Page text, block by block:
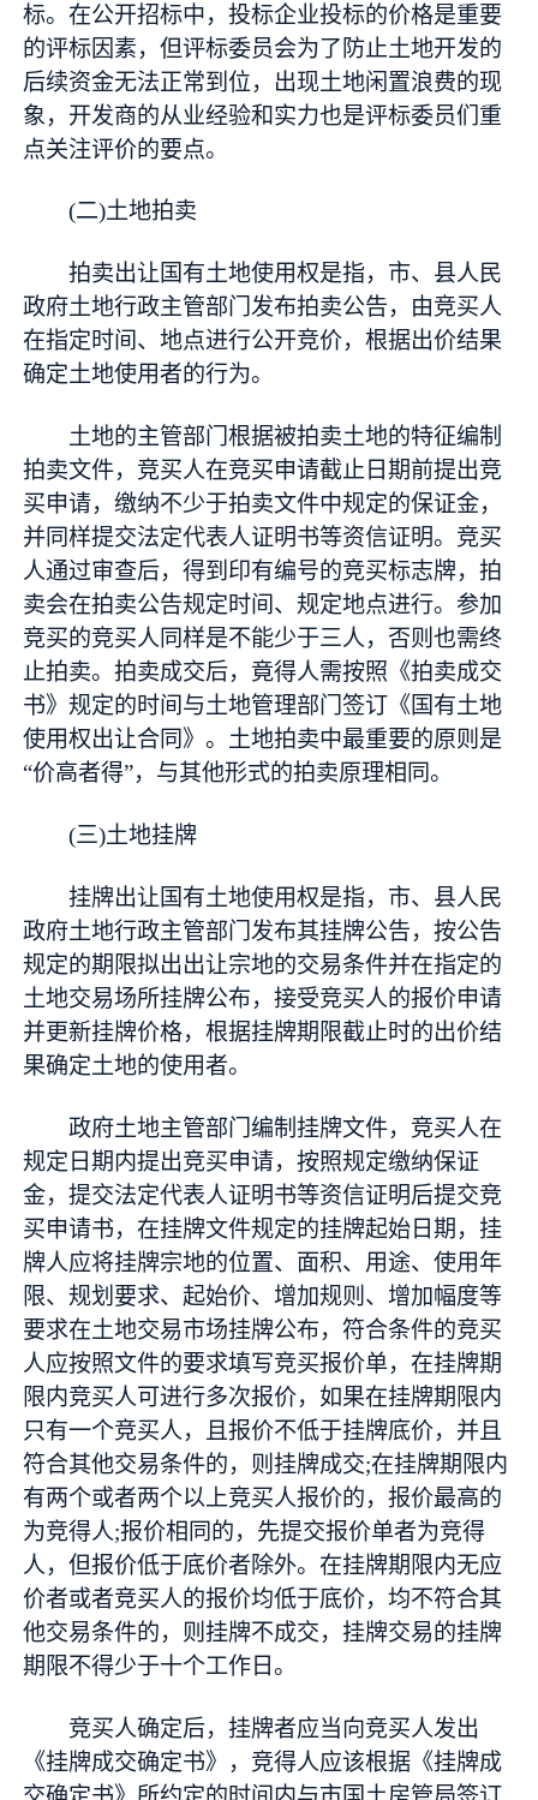
标。在公开招标中，投标企业投标的价格是重要
的评标因素，但评标委员会为了防止土地开发的
后续资金无法正常到位，出现土地闲置浪费的现
象，开发商的从业经验和实力也是评标委员们重
点关注评价的要点。
(二)土地拍卖
拍卖出让国有土地使用权是指，市、县人民
政府土地行政主管部门发布拍卖公告，由竞买人
在指定时间、地点进行公开竞价，根据出价结果
确定土地使用者的行为。
土地的主管部门根据被拍卖土地的特征编制
拍卖文件，竞买人在竞买申请截止日期前提出竞
买申请，缴纳不少于拍卖文件中规定的保证金，
并同样提交法定代表人证明书等资信证明。竞买
人通过审查后，得到印有编号的竞买标志牌，拍
卖会在拍卖公告规定时间、规定地点进行。参加
竞买的竞买人同样是不能少于三人，否则也需终
止拍卖。拍卖成交后，竟得人需按照《拍卖成交
书》规定的时间与土地管理部门签订《国有土地
使用权出让合同》。土地拍卖中最重要的原则是
“价高者得”，与其他形式的拍卖原理相同。
(三)土地挂牌
挂牌出让国有土地使用权是指，市、县人民
政府土地行政主管部门发布其挂牌公告，按公告
规定的期限拟出出让宗地的交易条件并在指定的
土地交易场所挂牌公布，接受竞买人的报价申请
并更新挂牌价格，根据挂牌期限截止时的出价结
果确定土地的使用者。
政府土地主管部门编制挂牌文件，竞买人在
规定日期内提出竞买申请，按照规定缴纳保证
金，提交法定代表人证明书等资信证明后提交竞
买申请书，在挂牌文件规定的挂牌起始日期，挂
牌人应将挂牌宗地的位置、面积、用途、使用年
限、规划要求、起始价、增加规则、增加幅度等
要求在土地交易市场挂牌公布，符合条件的竞买
人应按照文件的要求填写竞买报价单，在挂牌期
限内竞买人可进行多次报价，如果在挂牌期限内
只有一个竞买人，且报价不低于挂牌底价，并且
符合其他交易条件的，则挂牌成交;在挂牌期限内
有两个或者两个以上竞买人报价的，报价最高的
为竞得人;报价相同的，先提交报价单者为竞得
人，但报价低于底价者除外。在挂牌期限内无应
价者或者竞买人的报价均低于底价，均不符合其
他交易条件的，则挂牌不成交，挂牌交易的挂牌
期限不得少于十个工作日。
竞买人确定后，挂牌者应当向竞买人发出
《挂牌成交确定书》，竞得人应该根据《挂牌成